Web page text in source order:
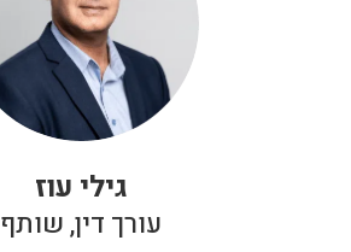
גילי עוז
עורך דין, שותף